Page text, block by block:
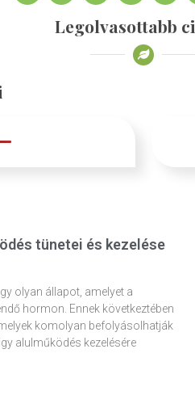
Legolvasottabb
tünetei és kezelése
olyan állapot, amelyet a
hormon. Ennek következtében
komolyan befolyásolhatják
alulműködés kezelésére